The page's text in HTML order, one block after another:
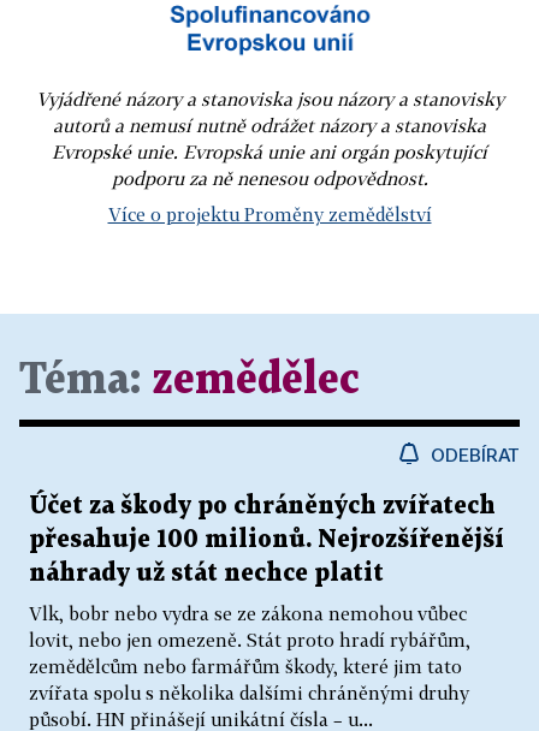
Vyjádřené názory a stanoviska jsou názory a stanovisky
autorů a nemusí nutně odrážet názory a stanoviska
Evropské unie. Evropská unie ani orgán poskytující
podporu za ně nenesou odpovědnost.
Více o projektu Proměny zemědělství
Téma: zemědělec
ODEBÍRAT
Účet za škody po chráněných zvířatech
přesahuje 100 milionů. Nejrozšířenější
náhrady už stát nechce platit
Vlk, bobr nebo vydra se ze zákona nemohou vůbec
lovit, nebo jen omezeně. Stát proto hradí rybářům,
zemědělcům nebo farmářům škody, které jim tato
zvířata spolu s několika dalšími chráněnými druhy
působí. HN přinášejí unikátní čísla – u...